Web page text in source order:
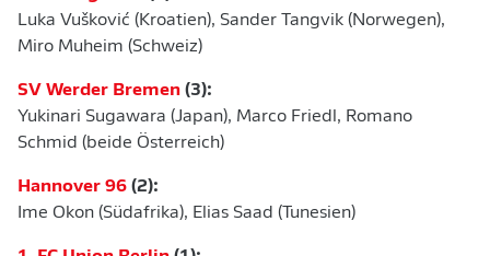
Luka Vušković (Kroatien), Sander Tangvik (Norwegen),
Miro Muheim (Schweiz)
SV Werder Bremen (3):
Yukinari Sugawara (Japan), Marco Friedl, Romano
Schmid (beide Österreich)
Hannover 96 (2):
Ime Okon (Südafrika), Elias Saad (Tunesien)